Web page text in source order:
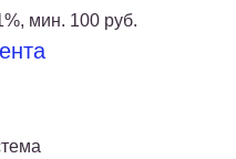
мин. 100 руб.